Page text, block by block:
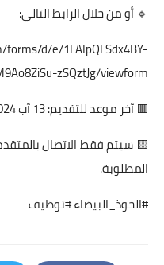
🔹 أو من خلال الرابط التالي:
forms/d/e/1FAIpQLSdx4BY-
zSQztJg/viewform
🟥 آخر موعد للتقديم: 13 آب 2024
🟨 سيتم فقط الاتصال
المطلوبة.
#الخوذ_البيضاء #توظيف